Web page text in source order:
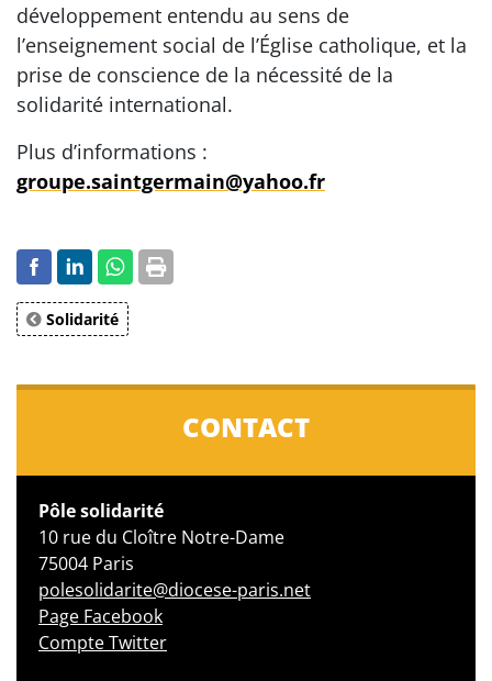
développement entendu au sens de
l’enseignement social de l’Église catholique, et la
prise de conscience de la nécessité de la
solidarité international.
Plus d’informations :
groupe.saintgermain@yahoo.fr
Solidarité
CONTACT
Pôle solidarité
10 rue du Cloître Notre-Dame
75004 Paris
polesolidarite@diocese-paris.net
Page Facebook
Compte Twitter